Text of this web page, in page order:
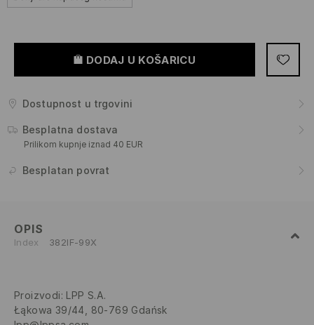
DODAJ U KOŠARICU
Dostupnost u trgovini
Besplatna dostava
Prilikom kupnje iznad 40 EUR
Besplatan povrat
OPIS
Index 382IF-99X
Proizvodi: LPP S.A.
Łąkowa 39/44, 80-769 Gdańsk